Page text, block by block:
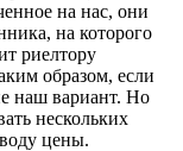
на нас, они
на которого
риелтору
образом, если
наш вариант. Но
нескольких
цены.